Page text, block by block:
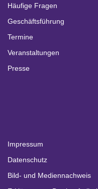
Häufige Fragen
Geschäftsführung
Termine
Veranstaltungen
Presse
Impressum
Datenschutz
Bild- und Mediennachweis